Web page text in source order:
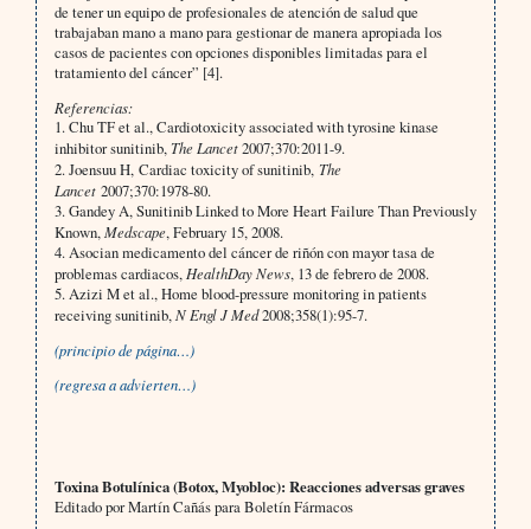
de tener un equipo de profesionales de atención de salud que
trabajaban mano a mano para gestionar de manera apropiada los
casos de pacientes con opciones disponibles limitadas para el
tratamiento del cáncer” [4].
Referencias:
1. Chu TF et al., Cardiotoxicity associated with tyrosine kinase
inhibitor sunitinib, The Lancet2007;370:2011-9.
2. Joensuu H, Cardiac toxicity of sunitinib, The
Lancet2007;370:1978-80.
3. Gandey A, Sunitinib Linked to More Heart Failure Than Previously
Known,Medscape, February 15, 2008.
4. Asocian medicamento del cáncer de riñón con mayor tasa de
problemas cardiacos, HealthDay News, 13 de febrero de 2008.
5. Azizi M et al., Home blood-pressure monitoring in patients
receiving sunitinib,N Engl J Med2008;358(1):95-7.
(principio de página…)
(regresa a advierten…)
Toxina Botulínica (Botox, Myobloc): Reacciones adversas graves
Editado por Martín Cañás para Boletín Fármacos